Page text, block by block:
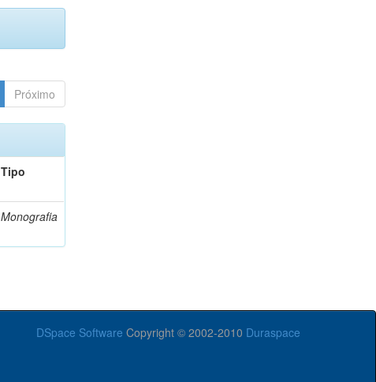
Próximo
Tipo
Monografia
DSpace Software Copyright © 2002-2010 Duraspace